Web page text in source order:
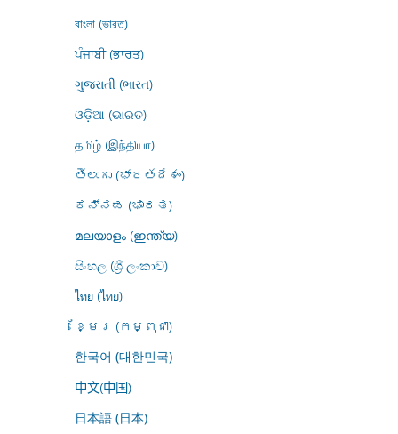
বাংলা (ভারত)
ਪੰਜਾਬੀ (ਭਾਰਤ)
ગુજરાતી (ભારત)
ଓଡ଼ିଆ (ଭାରତ)
தமிழ் (இந்தியா)
తెలుగు (భారతదేశం)
ಕನ್ನಡ (ಭಾರತ)
മലയാളം (ഇന്ത്യ)
සිංහල (ශ්‍රී ලංකාව)
ไทย (ไทย)
ខ្មែរ (កម្ពុជា)
한국어 (대한민국)
中文(中国)
日本語 (日本)